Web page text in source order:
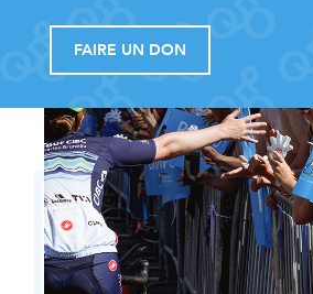
FAIRE UN DON
4,05 M$